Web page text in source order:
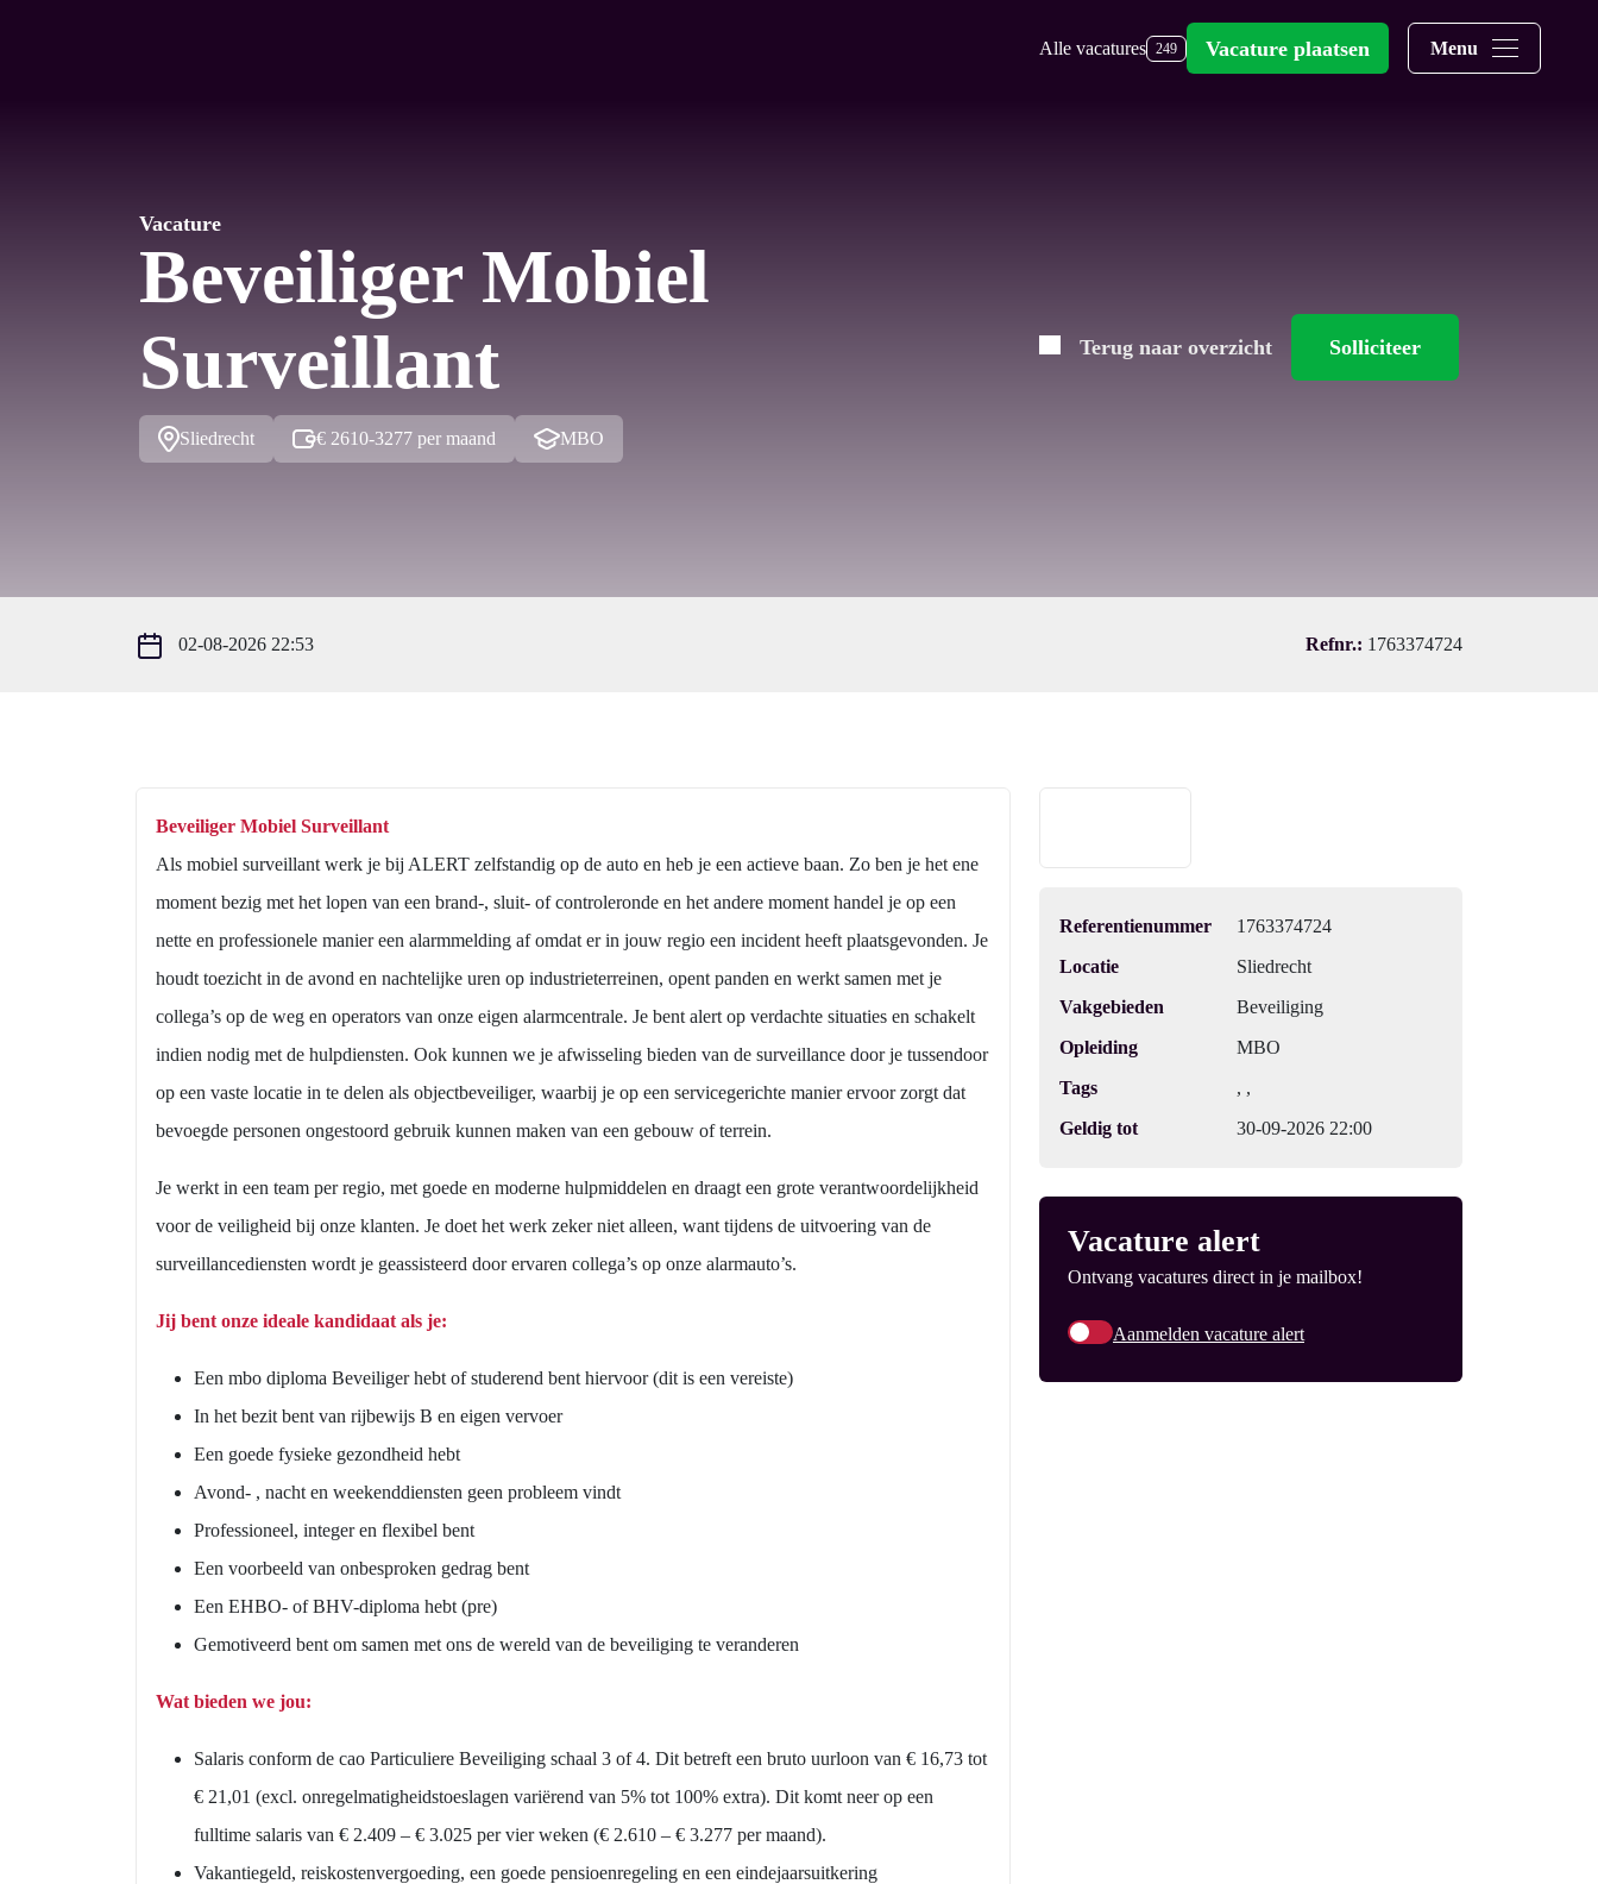
Alle vacatures 249 Vacature plaatsen Menu
Vacature
Beveiliger Mobiel
Surveillant
Sliedrecht € 2610-3277 per maand MBO
Terug naar overzicht Solliciteer
02-08-2026 22:53 Refnr.: 1763374724
Beveiliger Mobiel Surveillant
Als mobiel surveillant werk je bij ALERT zelfstandig op de auto en heb je een actieve baan. Zo ben je het ene
moment bezig met het lopen van een brand-, sluit- of controleronde en het andere moment handel je op een
nette en professionele manier een alarmmelding af omdat er in jouw regio een incident heeft plaatsgevonden. Je
houdt toezicht in de avond en nachtelijke uren op industrieterreinen, opent panden en werkt samen met je
collega’s op de weg en operators van onze eigen alarmcentrale. Je bent alert op verdachte situaties en schakelt
indien nodig met de hulpdiensten. Ook kunnen we je afwisseling bieden van de surveillance door je tussendoor
op een vaste locatie in te delen als objectbeveiliger, waarbij je op een servicegerichte manier ervoor zorgt dat
bevoegde personen ongestoord gebruik kunnen maken van een gebouw of terrein.
Je werkt in een team per regio, met goede en moderne hulpmiddelen en draagt een grote verantwoordelijkheid
voor de veiligheid bij onze klanten. Je doet het werk zeker niet alleen, want tijdens de uitvoering van de
surveillancediensten wordt je geassisteerd door ervaren collega’s op onze alarmauto’s.
Jij bent onze ideale kandidaat als je:
Een mbo diploma Beveiliger hebt of studerend bent hiervoor (dit is een vereiste)
In het bezit bent van rijbewijs B en eigen vervoer
Een goede fysieke gezondheid hebt
Avond- , nacht en weekenddiensten geen probleem vindt
Professioneel, integer en flexibel bent
Een voorbeeld van onbesproken gedrag bent
Een EHBO- of BHV-diploma hebt (pre)
Gemotiveerd bent om samen met ons de wereld van de beveiliging te veranderen
Wat bieden we jou:
Salaris conform de cao Particuliere Beveiliging schaal 3 of 4. Dit betreft een bruto uurloon van € 16,73 tot
€ 21,01 (excl. onregelmatigheidstoeslagen variërend van 5% tot 100% extra). Dit komt neer op een
fulltime salaris van € 2.409 – € 3.025 per vier weken (€ 2.610 – € 3.277 per maand).
Vakantiegeld, reiskostenvergoeding, een goede pensioenregeling en een eindejaarsuitkering
Referentienummer
1763374724
Locatie
Sliedrecht
Vakgebieden
Beveiliging
Opleiding
MBO
Tags
, ,
Geldig tot
30-09-2026 22:00
Vacature alert
Ontvang vacatures direct in je mailbox!
Aanmelden vacature alert